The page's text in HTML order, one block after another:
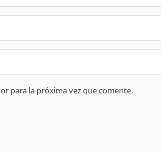
para la próxima vez que comente.